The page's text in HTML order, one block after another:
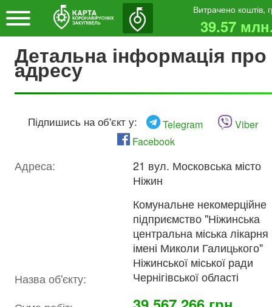
Витрачено коштів,
39.57
Детальна інформація про
адресу
Підпишись на об'єкт у: Telegram
Viber
Facebook
Адреса:
21 вул. Московська місто
Ніжин
Назва об'єкту:
Комунальне некомерційне
підприємство "Ніжинська
центральна міська лікарня
імені Миколи Галицького"
Ніжинської міської ради
Чернігівської області